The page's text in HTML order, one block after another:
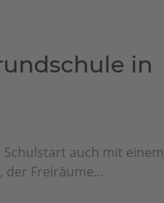
in
auch mit einem
der Freiräume...